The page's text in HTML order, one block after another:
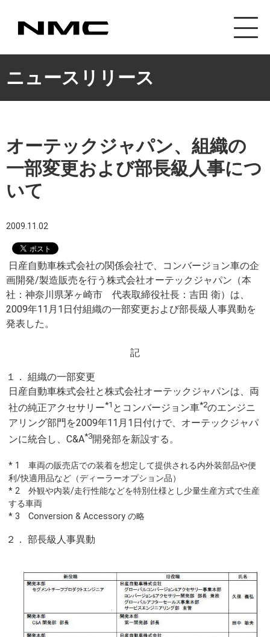
カスタマイズ事
ニュースリリース
オーテックジャパン、組織の
一部変更および部長級人事につ
いて
2009.11.02
日産自動車株式会社の関係会社で、コンバージョン車の企
画開発/製造販売を行う株式会社オーテックジャパン（本
社：神奈川県茅ヶ崎市 代表取締役社長：吉田 衛）は、
2009年11月1日付組織の一部変更および部長級人事異動を
発表した。
記
１． 組織の一部変更
日産自動車株式会社と株式会社オーテックジャパンは、両
社の純正アクセサリー*1 とコンバージョン車*2のエンジニ
アリング部門を2009年11月1日付けで、オーテックジャパ
ンに統合し、C&A*3開発部を新設する。
* 1 車両の販売店での装着を想定して提供される内外装部品や便
利/快適用品など（ディーラーオプション品）
* 2 外観や内装/走行性能などを特別仕様とし少量生産方式で生産
する車両
* 3 Conversion & Accessory の略
２． 部長級人事異動